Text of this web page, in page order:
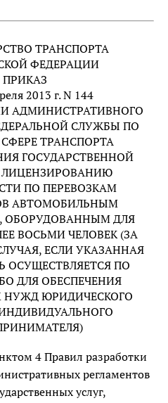
ТРАНСПОРТА
ФЕДЕРАЦИИ
ПРИКАЗ
2013 г. N 144
АДМИНИСТРАТИВНОГО
СЛУЖБЫ ПО
ТРАНСПОРТА
ГОСУДАРСТВЕННОЙ
ЛИЦЕНЗИРОВАНИЮ
ПО ПЕРЕВОЗКАМ
АВТОМОБИЛЬНЫМ
ОБОРУДОВАННЫМ ДЛЯ
ВОСЬМИ ЧЕЛОВЕК (ЗА
ЕСЛИ УКАЗАННАЯ
ОСУЩЕСТВЛЯЕТСЯ ПО
ДЛЯ ОБЕСПЕЧЕНИЯ
НУЖД ЮРИДИЧЕСКОГО
4 Правил разработки
регламентов
услуг,